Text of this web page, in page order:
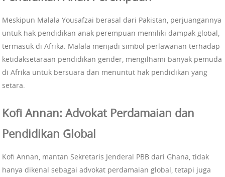
Meskipun Malala Yousafzai berasal dari Pakistan, perjuangannya
untuk hak pendidikan anak perempuan memiliki dampak global,
termasuk di Afrika. Malala menjadi simbol perlawanan terhadap
ketidaksetaraan pendidikan gender, mengilhami banyak pemuda
di Afrika untuk bersuara dan menuntut hak pendidikan yang
setara.
Kofi Annan: Advokat Perdamaian dan
Pendidikan Global
Kofi Annan, mantan Sekretaris Jenderal PBB dari Ghana, tidak
hanya dikenal sebagai advokat perdamaian global, tetapi juga